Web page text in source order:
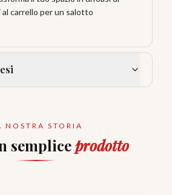
carrello per un salotto
NOSTRA STORIA
sempliceprodotto